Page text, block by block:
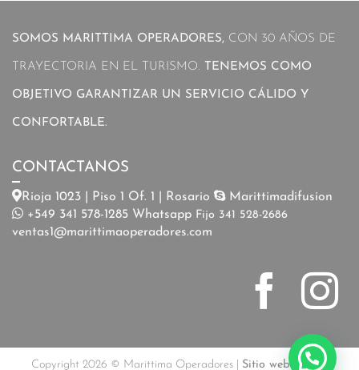
SOMOS MARITTIMA OPERADORES, CON 30 AÑOS DE
TRAYECTORIA EN EL TURISMO. TENEMOS COMO
OBJETIVO GARANTIZAR UN SERVICIO CÁLIDO Y
CONFORTABLE.
CONTACTANOS
Rioja 1023 | Piso 1 Of. 1 | Rosario
Marittimadifusion
+549 341 578-1285 Whatsapp Fijo 341 528-2686
ventas1@marittimaoperadores.com
Copyright 2026 © Marittima Operadores | Sitio web de uso